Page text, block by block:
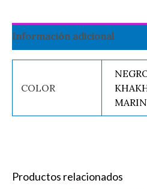
Información adicional
COLOR
Productos relacionados